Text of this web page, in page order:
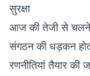
सुरक्षा
आज की तेजी से चलने
संगठन की धड़कन
रणनीतियां तैयार की